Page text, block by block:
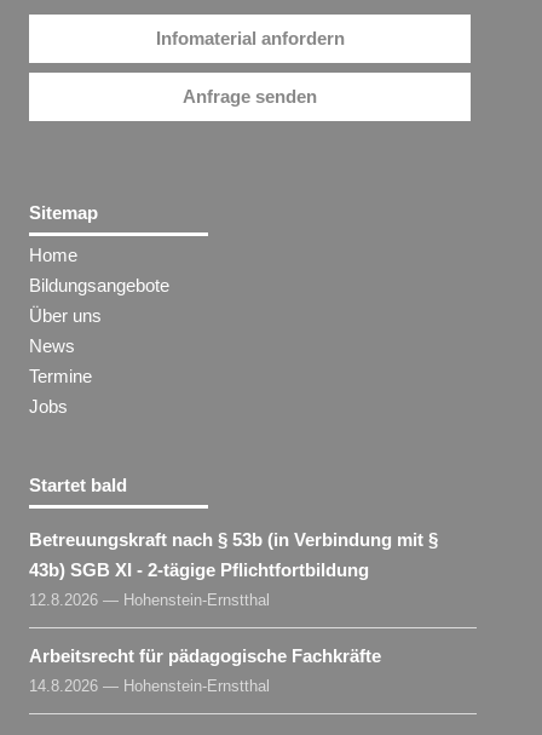
Infomaterial anfordern
Anfrage senden
Sitemap
Home
Bildungsangebote
Über uns
News
Termine
Jobs
Startet bald
Betreuungskraft nach § 53b (in Verbindung mit §
43b) SGB XI - 2-tägige Pflichtfortbildung
12.8.2026 — Hohenstein-Ernstthal
Arbeitsrecht für pädagogische Fachkräfte
14.8.2026 — Hohenstein-Ernstthal